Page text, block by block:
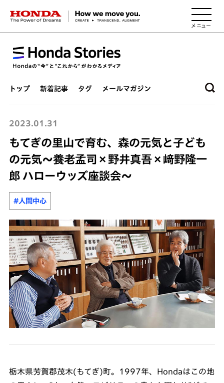
HONDA The Power of Dreams
トップ 新着記事 タグ メールマガジン
2023.01.31
もてぎの里山で育む、森の元気と子ども
の元気～養老孟司×野井真吾×﨑野隆一
郎 ハローウッズ座談会～
#人間中心
栃木県芳賀郡茂木(もてぎ)町。1997年、Hondaはこの地